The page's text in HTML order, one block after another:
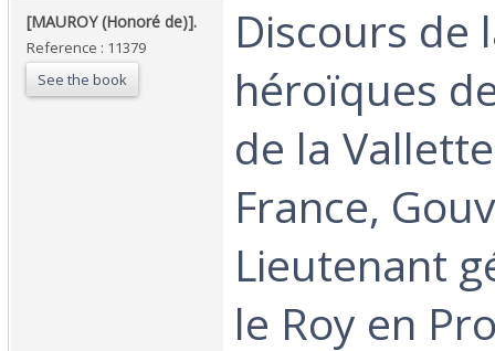
‎[MAUROY (Honoré de)].‎
Reference : 11379
See the book
‎Discours de
héroïques
de la
France,
Lieutenant
le Roy en